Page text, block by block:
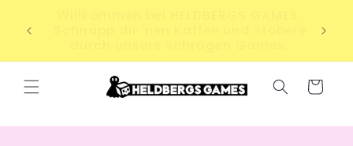
Inhalt
Warenkorb